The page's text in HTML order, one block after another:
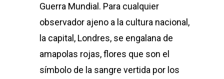
Guerra Mundial. Para cualquier
observador ajeno a la cultura nacional,
la capital, Londres, se engalana de
amapolas rojas, flores que son el
símbolo de la sangre vertida por los